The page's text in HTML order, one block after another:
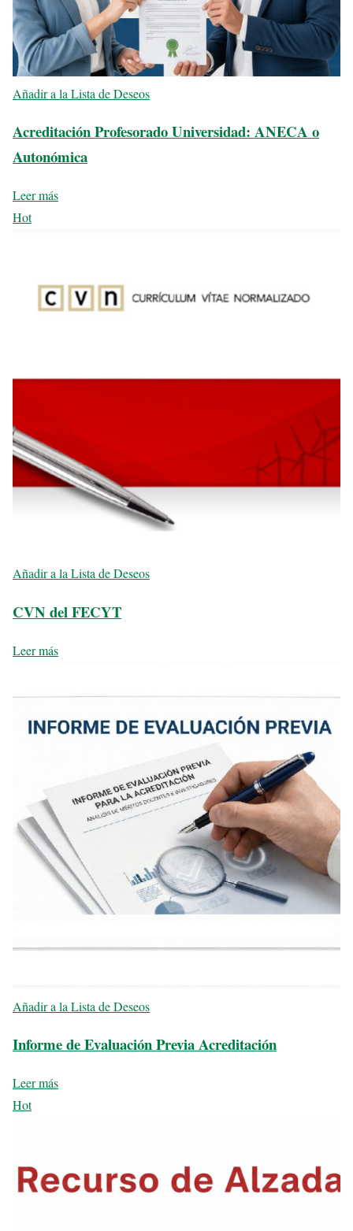
Añadir a la Lista de Deseos
Acreditación Profesorado Universidad: ANECA o
Autonómica
Leer más
Hot
Añadir a la Lista de Deseos
CVN del FECYT
Leer más
Añadir a la Lista de Deseos
Informe de Evaluación Previa Acreditación
Leer más
Hot